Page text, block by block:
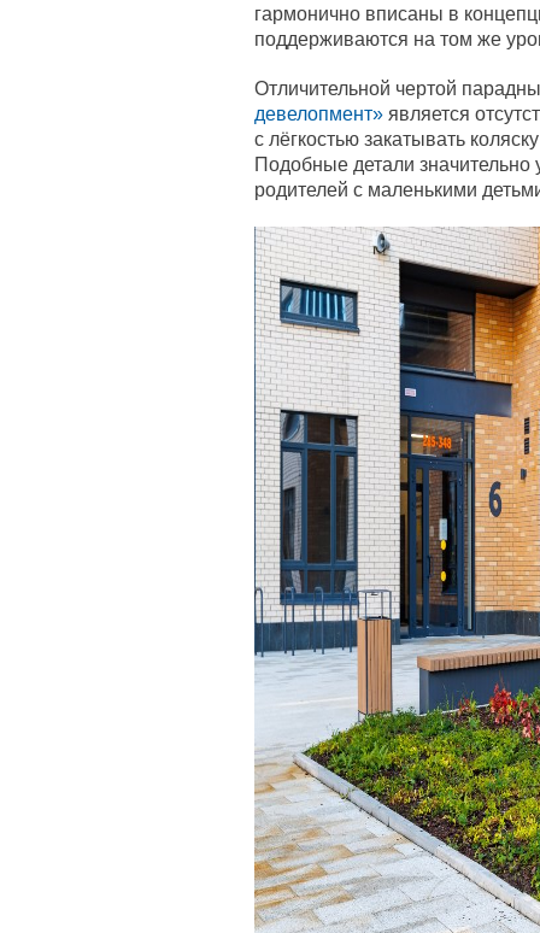
гармонично вписаны в
поддерживаются на том же
Отличительной чертой
девелопмент» является
с лёгкостью закатывать
Подобные детали
родителей с маленькими